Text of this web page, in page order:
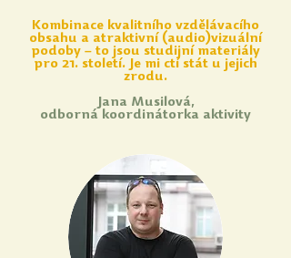
Kombinace kvalitního vzdělávacího
obsahu a atraktivní (audio)vizuální
podoby – to jsou studijní materiály
pro 21. století. Je mi ctí stát u jejich
zrodu.
Jana Musilová,
odborná koordinátorka aktivity